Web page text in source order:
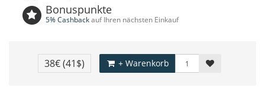
Bonuspunkte
5% Cashbackauf Ihren nächsten Einkauf
38€(41$) + Warenkorb